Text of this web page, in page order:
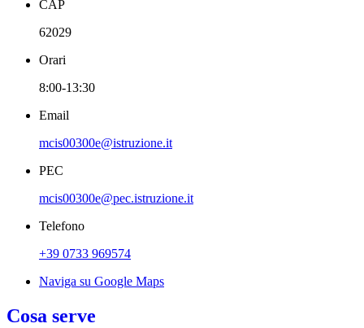
CAP
62029
Orari
8:00-13:30
Email
mcis00300e@istruzione.it
PEC
mcis00300e@pec.istruzione.it
Telefono
+39 0733 969574
Naviga su Google Maps
Cosa serve